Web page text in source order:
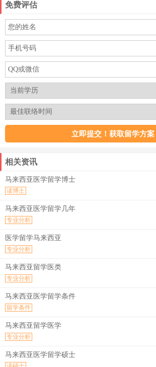
免费评估
相关资讯
马来西亚医学留学博士
读博士
马来西亚医学留学几年
专业分析
医学留学马来西亚
专业分析
马来西亚留学医类
专业分析
马来西亚医学留学条件
留学条件
马来西亚留学医学
专业分析
马来西亚医学留学硕士